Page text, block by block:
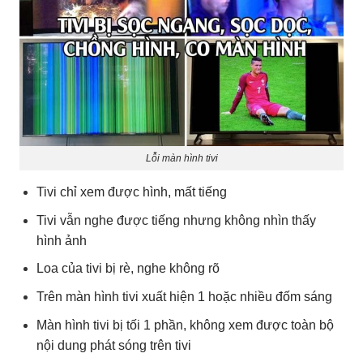
Lỗi màn hình tivi
Tivi chỉ xem được hình, mất tiếng
Tivi vẫn nghe được tiếng nhưng không nhìn thấy
hình ảnh
Loa của tivi bị rè, nghe không rõ
Trên màn hình tivi xuất hiện 1 hoặc nhiều đốm sáng
Màn hình tivi bị tối 1 phần, không xem được toàn bộ
nội dung phát sóng trên tivi